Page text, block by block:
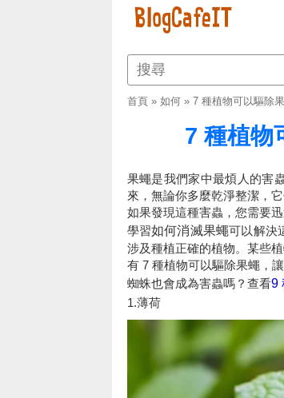
首頁» 如何» 7 種植物可以驅除
7 種植物
果蠅是我們家中最煩人的害
來，無論你多麼乾淨整潔，
如果發現這種害蟲，您需要迅
學習如何消滅果蠅可以解決
涉及種植正確的植物。某些
有 7 種植物可以驅除果蠅，
蜘蛛也會成為害蟲嗎？查看9
1.薄荷